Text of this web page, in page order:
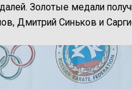
Золотые медали
Дмитрий Синьков и